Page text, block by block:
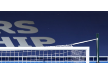
objetivo es mejorar la
a los nuevos